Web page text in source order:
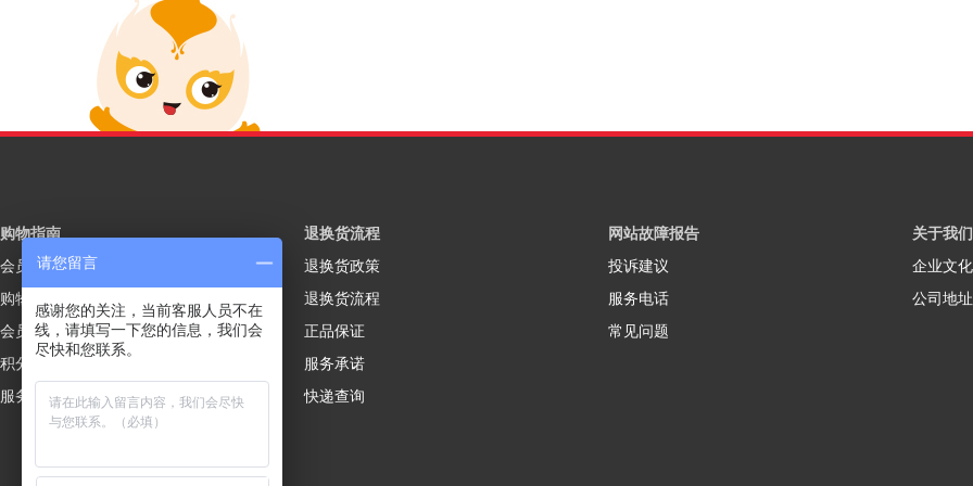
购物指南
会员注册
购物流程
会员制度
积分规则
服务说明
退换货流程
退换货政策
退换货流程
正品保证
服务承诺
快递查询
网站故障报告
投诉建议
服务电话
常见问题
关于我们
企业文化
公司地址
请您留言
感谢您的关注，当前客服人员不在
线，请填写一下您的信息，我们会
尽快和您联系。